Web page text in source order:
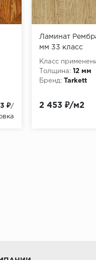
₽/
Ламинат
мм 33 класс
Класс
Толщина: 12 мм
Бренд:
Tarkett
2 453 ₽/м2